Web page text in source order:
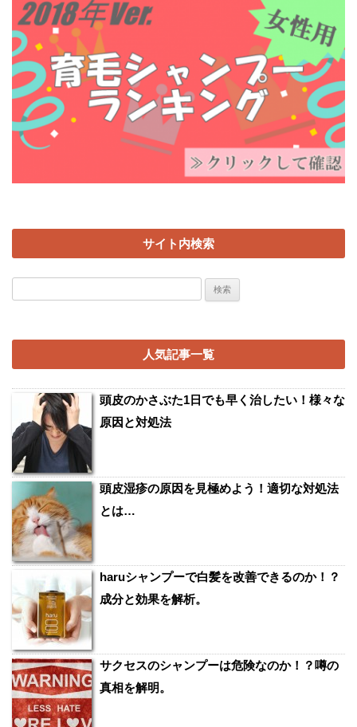
サイト内検索
人気記事一覧
頭皮のかさぶた1日でも早く治したい！様々な
原因と対処法
頭皮湿疹の原因を見極めよう！適切な対処法
とは…
haruシャンプーで白髪を改善できるのか！？
成分と効果を解析。
サクセスのシャンプーは危険なのか！？噂の
真相を解明。